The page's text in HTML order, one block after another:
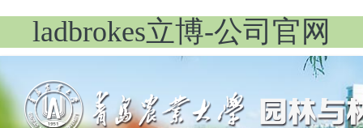
ladbrokes立博-公司官网